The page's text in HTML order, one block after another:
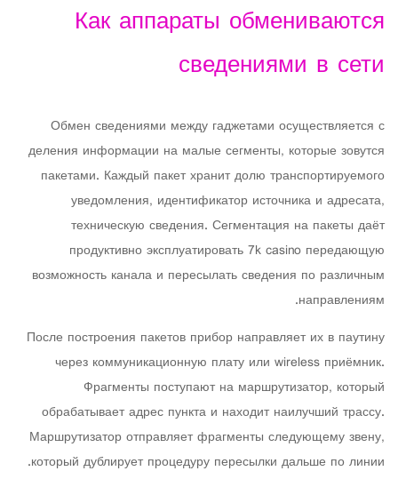
Как аппараты обмениваются
сведениями в сети
Обмен сведениями между гаджетами осуществляется с
деления информации на малые сегменты, которые зовутся
пакетами. Каждый пакет хранит долю транспортируемого
уведомления, идентификатор источника и адресата,
техническую сведения. Сегментация на пакеты даёт
продуктивно эксплуатировать 7k casino передающую
возможность канала и пересылать сведения по различным
направлениям.
После построения пакетов прибор направляет их в паутину
через коммуникационную плату или wireless приёмник.
Фрагменты поступают на маршрутизатор, который
обрабатывает адрес пункта и находит наилучший трассу.
Маршрутизатор отправляет фрагменты следующему звену,
который дублирует процедуру пересылки дальше по линии.